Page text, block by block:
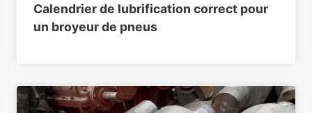
Calendrier de lubrification correct pour
un broyeur de pneus